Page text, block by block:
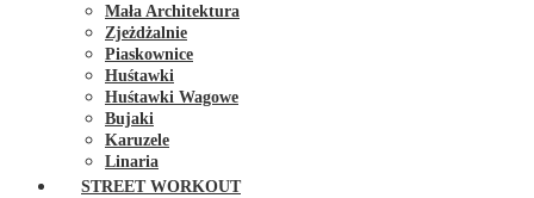
Mała Architektura
Zjeżdżalnie
Piaskownice
Huśtawki
Huśtawki Wagowe
Bujaki
Karuzele
Linaria
STREET WORKOUT